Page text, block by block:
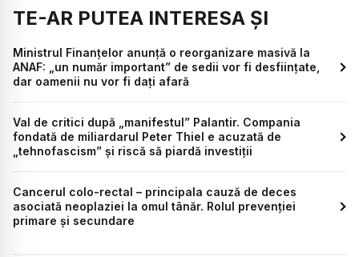
TE-AR PUTEA INTERESA ȘI
Ministrul Finanțelor anunță o reorganizare masivă la
ANAF: „un număr important” de sedii vor fi desființate,
dar oamenii nu vor fi dați afară
Val de critici după „manifestul” Palantir. Compania
fondată de miliardarul Peter Thiel e acuzată de
„tehnofascism” și riscă să piardă investiții
Cancerul colo-rectal – principala cauză de deces
asociată neoplaziei la omul tânăr. Rolul prevenției
primare și secundare